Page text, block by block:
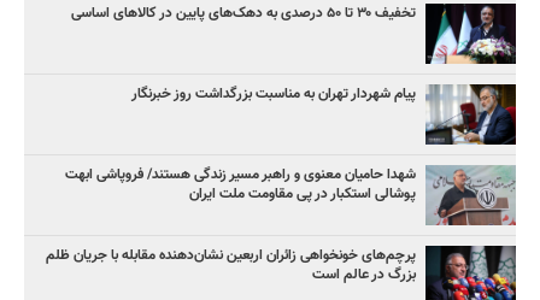
تخفیف ۳۰ تا ۵۰ درصدی به دهک‌های پایین در کالاهای اساسی
پیام شهردار تهران به مناسبت بزرگداشت روز خبرنگار
شهدا حامیان معنوی و راهبر مسیر زندگی هستند/ فروپاشی ابهت
پوشالی استکبار در پی مقاومت ملت ایران
پرچم‌های خونخواهی زائران اربعین نشان‌دهنده مقابله با جریان ظلم
بزرگ در عالم است